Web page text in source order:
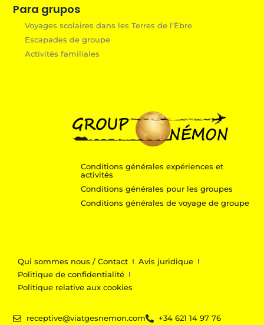
Para grupos
Voyages scolaires dans les Terres de l’Èbre
Escapades de groupe
Activités familiales
Conditions générales expériences et
activités
Conditions générales pour les groupes
Conditions générales de voyage de groupe
Qui sommes nous / Contact
Avis juridique
Politique de confidentialité
Politique relative aux cookies
receptive@viatgesnemon.com
+34 621 14 97 76